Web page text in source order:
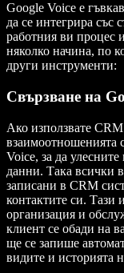
Google Voice е
да се интегрира със
работния ви процес
няколко начина, по
други инструменти:
Свързване на
Ако използвате
взаимоотношенията
Voice, за да
данни. Така всички
записани в CRM
контактите си. Тази
организация и
клиент се обади на
ще се запише
видите и историята